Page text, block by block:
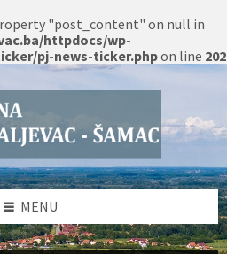
"post_content" on null in
httpdocs/wp-
pj-news-ticker.phpon line 202
MENU